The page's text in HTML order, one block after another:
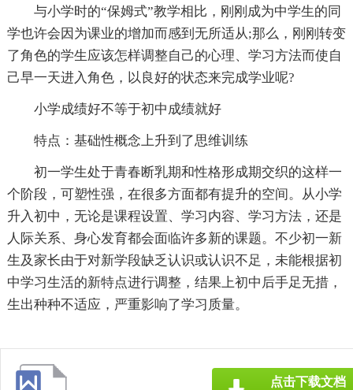
与小学时的“保姆式”教学相比，刚刚成为中学生的同
学也许会因为课业的增加而感到无所适从;那么，刚刚转变
了角色的学生应该怎样调整自己的心理、学习方法而使自
己早一天进入角色，以良好的状态来完成学业呢?
小学成绩好不等于初中成绩就好
特点：基础性概念上升到了思维训练
初一学生处于青春断乳期和性格形成期交织的这样一
个阶段，可塑性强，在很多方面都有提升的空间。从小学
升入初中，无论是课程设置、学习内容、学习方法，还是
人际关系、身心发育都会面临许多新的课题。不少初一新
生及家长由于对新学段缺乏认识或认识不足，未能根据初
中学习生活的新特点进行调整，结果上初中后手足无措，
生出种种不适应，严重影响了学习质量。
点击下载文档